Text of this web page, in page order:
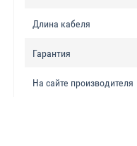
Длина кабеля
Гарантия
На сайте производителя